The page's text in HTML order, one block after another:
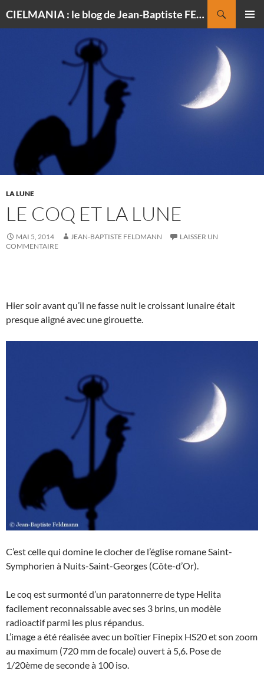
CIELMANIA : le blog de Jean-Baptiste FELDMANN, photographe du ciel
LA LUNE
LE COQ ET LA LUNE
MAI 5, 2014 JEAN-BAPTISTE FELDMANN
LAISSER UN
COMMENTAIRE
Hier soir avant qu’il ne fasse nuit le croissant lunaire était
presque aligné avec une girouette.
C’est celle qui domine le clocher de l’église romane Saint-
Symphorien à Nuits-Saint-Georges (Côte-d’Or).
Le coq est surmonté d’un paratonnerre de type Helita
facilement reconnaissable avec ses 3 brins, un modèle
radioactif parmi les plus répandus.
L’image a été réalisée avec un boîtier Finepix HS20 et son zoom
au maximum (720 mm de focale) ouvert à 5,6. Pose de
1/20ème de seconde à 100 iso.